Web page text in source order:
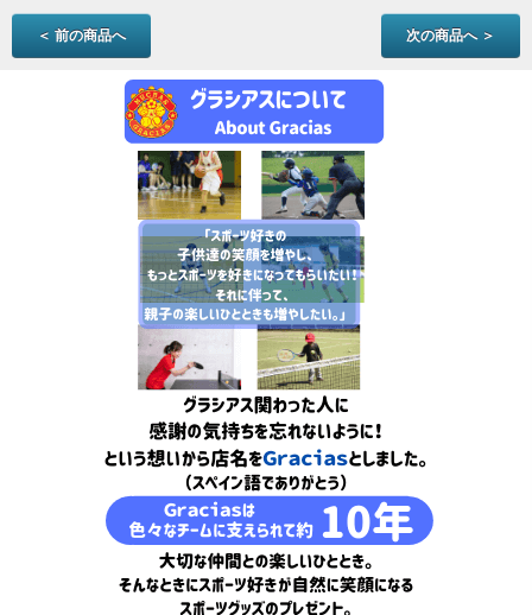
＜ 前の商品へ 次の商品へ ＞